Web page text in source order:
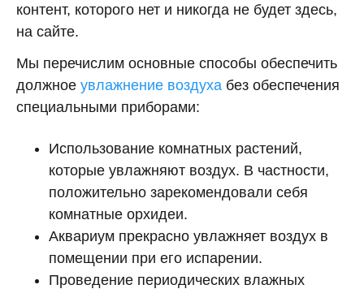
контент, которого нет и никогда не будет здесь,
на сайте.
Мы перечислим основные способы обеспечить
должное увлажнение воздуха без обеспечения
специальными приборами:
Использование комнатных растений,
которые увлажняют воздух. В частности,
положительно зарекомендовали себя
комнатные орхидеи.
Аквариум прекрасно увлажняет воздух в
помещении при его испарении.
Проведение периодических влажных